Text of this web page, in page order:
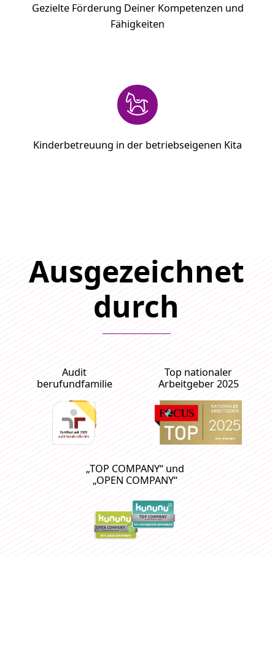
Gezielte Förderung Deiner Kompetenzen und
Fähigkeiten
Kinderbetreuung in der betriebseigenen Kita
Ausgezeichnet
durch
Audit
berufundfamilie
Top nationaler
Arbeitgeber 2025
„TOP COMPANY“ und
„OPEN COMPANY“